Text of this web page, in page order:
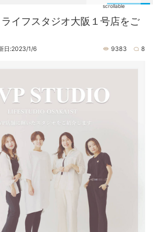
ライフスタジオ大阪１号店をご
日:2023/1/6 9383 8